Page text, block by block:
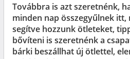
Továbbra is azt szeretnénk,
minden nap összegyűlnek itt,
segítve hozzunk ötleteket,
bővíteni is szeretnénk a
bárki beszállhat új ötlettel,